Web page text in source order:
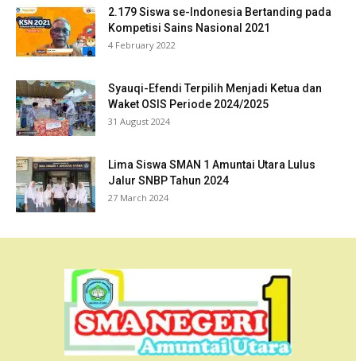
2.179 Siswa se-Indonesia Bertanding pada
Kompetisi Sains Nasional 2021
4 February 2022
Syauqi-Efendi Terpilih Menjadi Ketua dan
Waket OSIS Periode 2024/2025
31 August 2024
Lima Siswa SMAN 1 Amuntai Utara Lulus
Jalur SNBP Tahun 2024
27 March 2024